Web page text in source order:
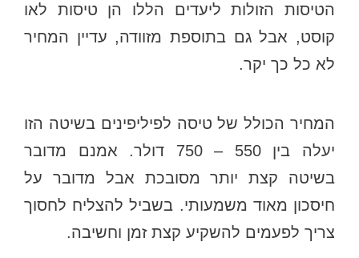
הטיסות הזולות ליעדים הללו הן טיסות לאו
קוסט, אבל גם בתוספת מזוודה, עדיין המחיר
לא כל כך יקר.
המחיר הכולל של טיסה לפיליפינים בשיטה הזו
יעלה בין 550 – 750 דולר. אמנם מדובר
בשיטה קצת יותר מסובכת אבל מדובר על
חיסכון מאוד משמעותי. בשביל להצליח לחסוך
צריך לפעמים להשקיע קצת זמן וחשיבה.